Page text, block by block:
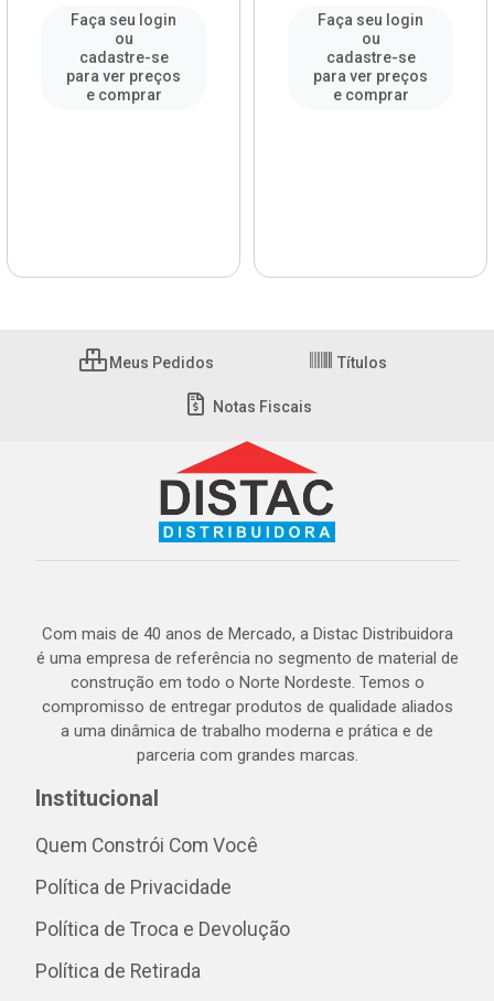
Faça seu login
ou
cadastre-se
para ver preços
e comprar
Faça seu login
ou
cadastre-se
para ver preços
e comprar
Meus Pedidos Títulos
Notas Fiscais
Com mais de 40 anos de Mercado, a Distac Distribuidora
é uma empresa de referência no segmento de material de
construção em todo o Norte Nordeste. Temos o
compromisso de entregar produtos de qualidade aliados
a uma dinâmica de trabalho moderna e prática e de
parceria com grandes marcas.
Institucional
Quem Constrói Com Você
Política de Privacidade
Política de Troca e Devolução
Política de Retirada